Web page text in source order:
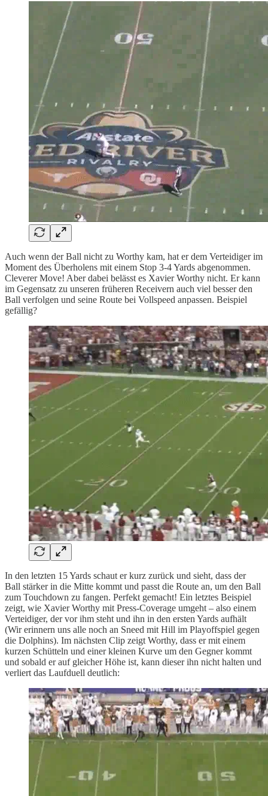
Auch wenn der Ball nicht zu Worthy kam, hat er dem Verteidiger im
Moment des Überholens mit einem Stop 3-4 Yards abgenommen.
Cleverer Move! Aber dabei belässt es Xavier Worthy nicht. Er kann
im Gegensatz zu unseren früheren Receivern auch viel besser den
Ball verfolgen und seine Route bei Vollspeed anpassen. Beispiel
gefällig?
In den letzten 15 Yards schaut er kurz zurück und sieht, dass der
Ball stärker in die Mitte kommt und passt die Route an, um den Ball
zum Touchdown zu fangen. Perfekt gemacht! Ein letztes Beispiel
zeigt, wie Xavier Worthy mit Press-Coverage umgeht – also einem
Verteidiger, der vor ihm steht und ihn in den ersten Yards aufhält
(Wir erinnern uns alle noch an Sneed mit Hill im Playoffspiel gegen
die Dolphins). Im nächsten Clip zeigt Worthy, dass er mit einem
kurzen Schütteln und einer kleinen Kurve um den Gegner kommt
und sobald er auf gleicher Höhe ist, kann dieser ihn nicht halten und
verliert das Laufduell deutlich: